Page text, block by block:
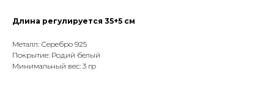
Длина регулируется 35+5 см
Металл: Серебро 925
Покрытие: Родий белый
Минимальный вес: 3 гр